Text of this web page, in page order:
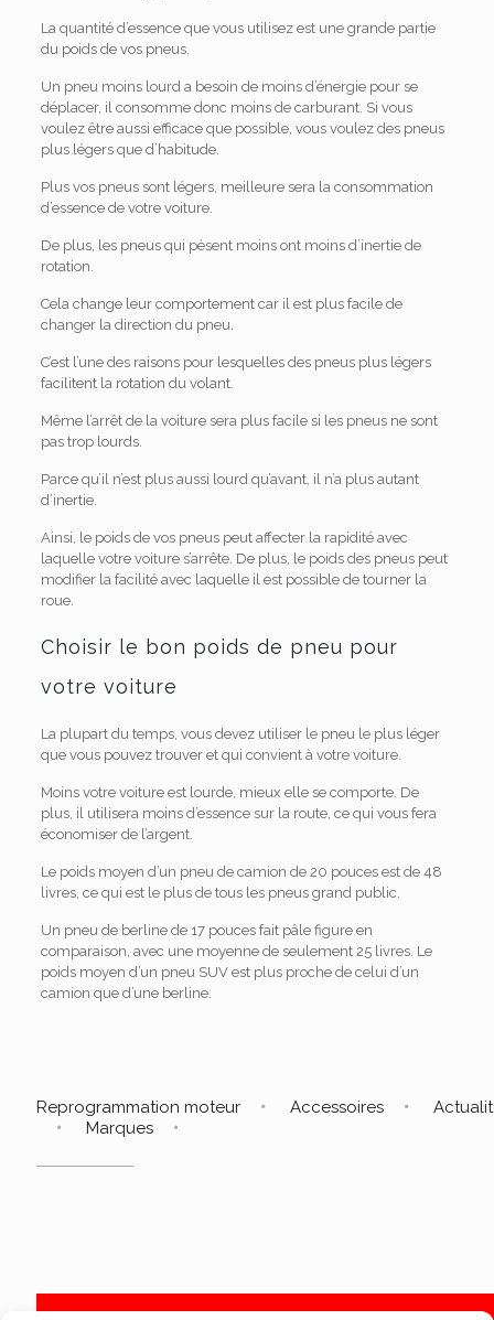
La quantité d’essence que vous utilisez est une grande partie
du poids de vos pneus.
Un pneu moins lourd a besoin de moins d’énergie pour se
déplacer, il consomme donc moins de carburant. Si vous
voulez être aussi efficace que possible, vous voulez des pneus
plus légers que d’habitude.
Plus vos pneus sont légers, meilleure sera la consommation
d’essence de votre voiture.
De plus, les pneus qui pèsent moins ont moins d’inertie de
rotation.
Cela change leur comportement car il est plus facile de
changer la direction du pneu.
C’est l’une des raisons pour lesquelles des pneus plus légers
facilitent la rotation du volant.
Même l’arrêt de la voiture sera plus facile si les pneus ne sont
pas trop lourds.
Parce qu’il n’est plus aussi lourd qu’avant, il n’a plus autant
d’inertie.
Ainsi, le poids de vos pneus peut affecter la rapidité avec
laquelle votre voiture s’arrête. De plus, le poids des pneus peut
modifier la facilité avec laquelle il est possible de tourner la
roue.
Choisir le bon poids de pneu pour
votre voiture
La plupart du temps, vous devez utiliser le pneu le plus léger
que vous pouvez trouver et qui convient à votre voiture.
Moins votre voiture est lourde, mieux elle se comporte. De
plus, il utilisera moins d’essence sur la route, ce qui vous fera
économiser de l’argent.
Le poids moyen d’un pneu de camion de 20 pouces est de 48
livres, ce qui est le plus de tous les pneus grand public.
Un pneu de berline de 17 pouces fait pâle figure en
comparaison, avec une moyenne de seulement 25 livres. Le
poids moyen d’un pneu SUV est plus proche de celui d’un
camion que d’une berline.
Reprogrammation moteur Accessoires
Marques